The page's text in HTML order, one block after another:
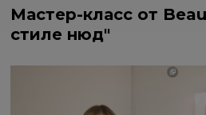
Мастер-класс от
стиле нюд"